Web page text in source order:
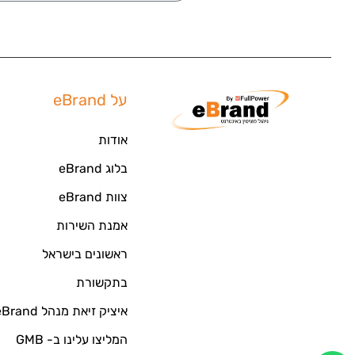
על eBrand
אודות
בלוג eBrand
צוות eBrand
אמנת השירות
ראשונים בישראל
בתקשורת
איציק זיאת מנהל eBrand
המליצו עלינו ב- GMB